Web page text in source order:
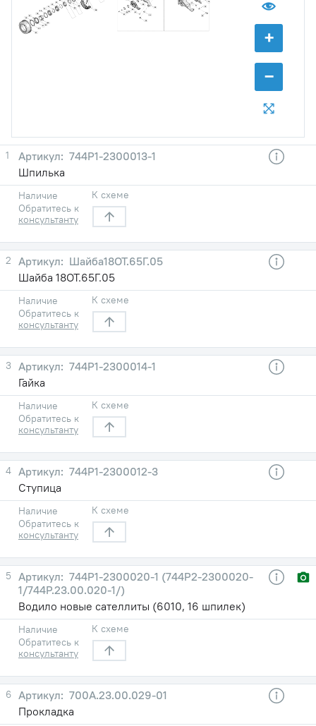
+
−
24
29
36
38
39
42
58
59
63
65
66
67
68
68
76
1
744Р1-2300013-1
Шпилька
Наличие
Обратитесь к
консультанту
К схеме
2
Шайба18ОТ.65Г.05
Шайба 18ОТ.65Г.05
Наличие
Обратитесь к
консультанту
К схеме
3
744Р1-2300014-1
Гайка
Наличие
Обратитесь к
консультанту
К схеме
4
744Р1-2300012-3
Ступица
Наличие
Обратитесь к
консультанту
К схеме
5
744Р1-2300020-1 (744Р2-2300020-
1/744Р.23.00.020-1/)
Водило новые сателлиты (6010, 16 шпилек)
Наличие
Обратитесь к
консультанту
К схеме
6
700А.23.00.029-01
Прокладка